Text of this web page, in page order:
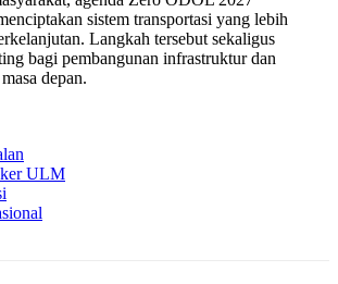
sistem transportasi yang lebih
Langkah tersebut sekaligus
bagi pembangunan infrastruktur dan
depan.
ULM